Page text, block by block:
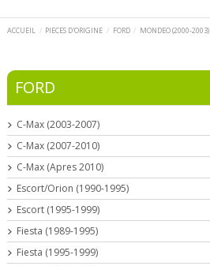
ACCUEIL PIECES D'ORIGINE FORD MONDEO (2000-2003)
FORD
C-Max (2003-2007)
C-Max (2007-2010)
C-Max (Apres 2010)
Escort/Orion (1990-1995)
Escort (1995-1999)
Fiesta (1989-1995)
Fiesta (1995-1999)